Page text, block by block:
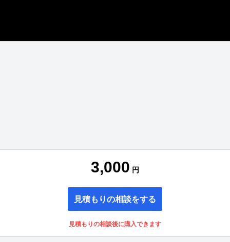
3,000 円
見積もりの相談をする
見積もりの相談後に購入できます